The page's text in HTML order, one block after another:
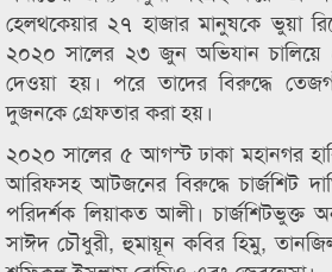
হেলথকেয়ার ২৭ হাজার মানুষকে ভুয়া
২০২০ সালের ২৩ জুন অভিযান চালিয়ে
দেওয়া হয়। পরে তাদের বিরুদ্ধে
দুজনকে গ্রেফতার করা হয়।
২০২০ সালের ৫ আগস্ট ঢাকা মহানগর
আরিফসহ আটজনের বিরুদ্ধে চার্জশিট
পরিদর্শক লিয়াকত আলী। চার্জশিটভুক্ত
সাঈদ চৌধুরী, হুমায়ূন কবির হিমু,